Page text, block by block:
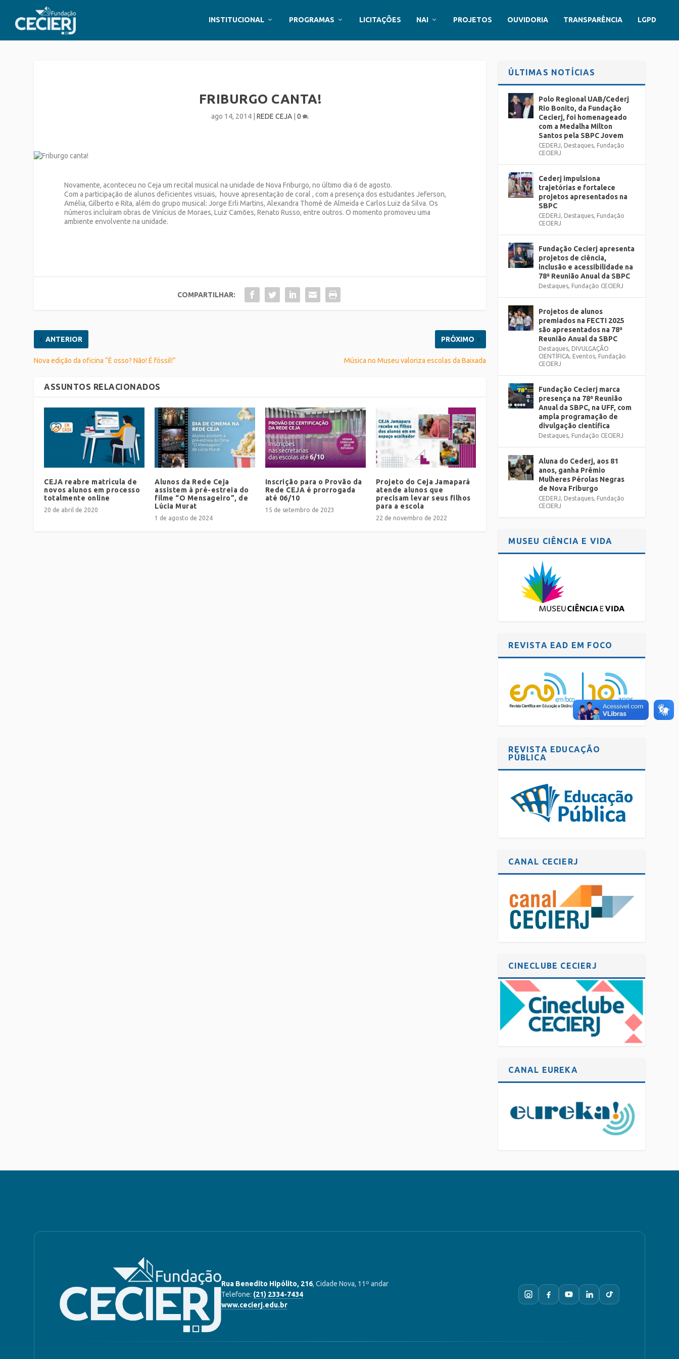
INSTITUCIONAL PROGRAMAS LICITAÇÕES NAI PROJETOS OUVIDORIA TRANSPARÊNCIA LGPD
FRIBURGO CANTA!
ago 14, 2014 |REDE CEJA |0
Novamente, aconteceu no Ceja um recital musical na unidade de Nova Friburgo, no último dia 6 de agosto.
Com a participação de alunos deficientes visuais, houve apresentação de coral , com a presença dos estudantes Jeferson,
Amélia, Gilberto e Rita, além do grupo musical: Jorge Erli Martins, Alexandra Thomé de Almeida e Carlos Luiz da Silva. Os
números incluíram obras de Vinícius de Moraes, Luiz Camões, Renato Russo, entre outros. O momento promoveu uma
ambiente envolvente na unidade.
COMPARTILHAR:
ANTERIOR
Nova edição da oficina “É osso? Não! É fóssil!”
PRÓXIMO
Música no Museu valoriza escolas da Baixada
ASSUNTOS RELACIONADOS
CEJA reabre matrícula de
novos alunos em processo
totalmente online
20 de abril de 2020
Alunos da Rede Ceja
assistem à pré-estreia do
filme “O Mensageiro”, de
Lúcia Murat
1 de agosto de 2024
Inscrição para o Provão da
Rede CEJA é prorrogada
até 06/10
15 de setembro de 2023
Projeto do Ceja Jamapará
atende alunos que
precisam levar seus filhos
para a escola
22 de novembro de 2022
ÚLTIMAS NOTÍCIAS
Polo Regional UAB/Cederj
Rio Bonito, da Fundação
Cecierj, foi homenageado
com a Medalha Milton
Santos pela SBPC Jovem
CEDERJ, Destaques, Fundação
CECIERJ
Cederj impulsiona
trajetórias e fortalece
projetos apresentados na
SBPC
CEDERJ, Destaques, Fundação
CECIERJ
Fundação Cecierj apresenta
projetos de ciência,
inclusão e acessibilidade na
78ª Reunião Anual da SBPC
Destaques, Fundação CECIERJ
Projetos de alunos
premiados na FECTI 2025
são apresentados na 78ª
Reunião Anual da SBPC
Destaques, DIVULGAÇÃO
CIENTÍFICA, Eventos, Fundação
CECIERJ
Fundação Cecierj marca
presença na 78ª Reunião
Anual da SBPC, na UFF, com
ampla programação de
divulgação científica
Destaques, Fundação CECIERJ
Aluna do Cederj, aos 81
anos, ganha Prêmio
Mulheres Pérolas Negras
de Nova Friburgo
CEDERJ, Destaques, Fundação
CECIERJ
MUSEU CIÊNCIA E VIDA
REVISTA EAD EM FOCO
REVISTA EDUCAÇÃO
PÚBLICA
CANAL CECIERJ
CINECLUBE CECIERJ
CANAL EUREKA
Rua Benedito Hipólito, 216, Cidade Nova, 11º andar
Telefone: (21) 2334-7434
www.cecierj.edu.br